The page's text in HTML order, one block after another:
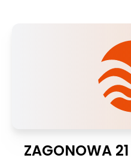
ZAGONOWA 21